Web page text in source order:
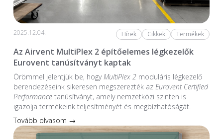
2025.12.04. Hírek Cikkek Termékek
Az Airvent MultiPlex 2 építőelemes légkezelők
Eurovent tanúsítványt kaptak
Örömmel jelentjük be, hogyMultiPlex 2moduláris légkezelő
berendezéseink sikeresen megszerezték az Eurovent Certified
Performancetanúsítványt, amely nemzetközi szinten is
igazolja termékeink teljesítményét és megbízhatóságát.
Tovább olvasom →